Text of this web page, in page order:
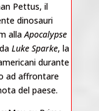
Pettus, il
dinosauri
allaApocalypse
Luke Sparke, la
durante
ad affrontare
del paese.